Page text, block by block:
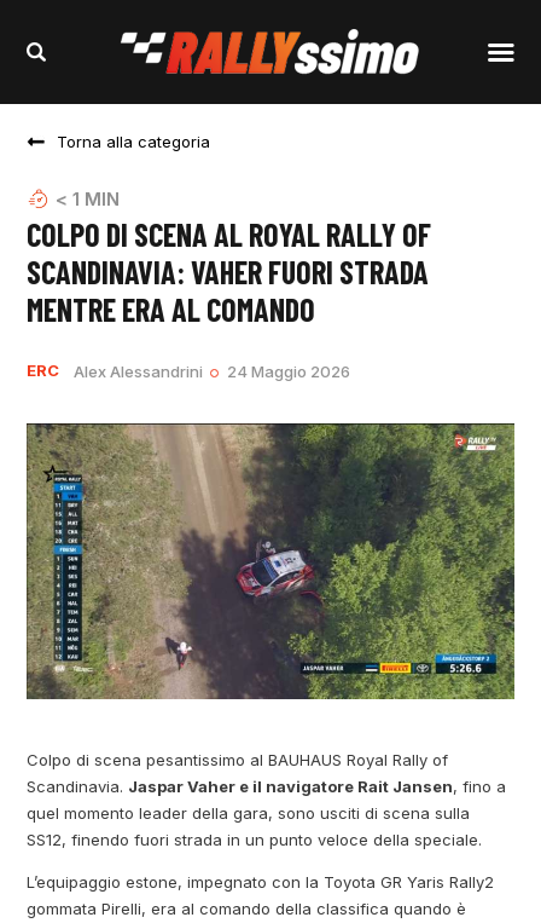
Torna alla categoria
< 1 MIN
COLPO DI SCENA AL ROYAL RALLY OF
SCANDINAVIA: VAHER FUORI STRADA
MENTRE ERA AL COMANDO
ERC Alex Alessandrini 24 Maggio 2026
Colpo di scena pesantissimo al BAUHAUS Royal Rally of
Scandinavia. Jaspar Vaher e il navigatore Rait Jansen, fino a
quel momento leader della gara, sono usciti di scena sulla
SS12, finendo fuori strada in un punto veloce della speciale.
L’equipaggio estone, impegnato con la Toyota GR Yaris Rally2
gommata Pirelli, era al comando della classifica quando è